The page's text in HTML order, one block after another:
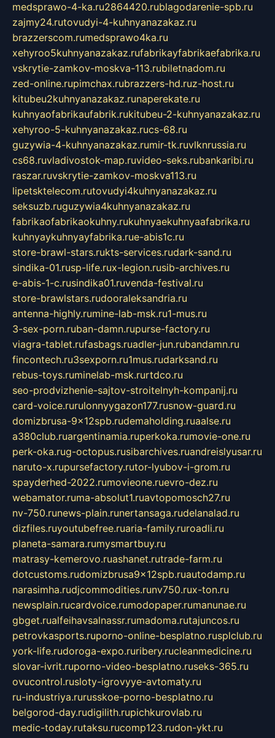
medsprawo-4-ka.ru2864420.rublagodarenie-spb.ru
zajmy24.rutovudyi-4-kuhnyanazakaz.ru
brazzerscom.rumedsprawo4ka.ru
xehyroo5kuhnyanazakaz.rufabrikayfabrikaefabrika.ru
vskrytie-zamkov-moskva-113.rubiletnadom.ru
zed-online.rupimchax.rubrazzers-hd.ruz-host.ru
kitubeu2kuhnyanazakaz.runaperekate.ru
kuhnyaofabrikaufabrik.rukitubeu-2-kuhnyanazakaz.ru
xehyroo-5-kuhnyanazakaz.rucs-68.ru
guzywia-4-kuhnyanazakaz.rumir-tk.ruvlknrussia.ru
cs68.ruvladivostok-map.ruvideo-seks.rubankaribi.ru
raszar.ruvskrytie-zamkov-moskva113.ru
lipetsktelecom.rutovudyi4kuhnyanazakaz.ru
seksuzb.ruguzywia4kuhnyanazakaz.ru
fabrikaofabrikaokuhny.rukuhnyaekuhnyaafabrika.ru
kuhnyaykuhnyayfabrika.rue-abis1c.ru
store-brawl-stars.rukts-services.rudark-sand.ru
sindika-01.rusp-life.rux-legion.rusib-archives.ru
e-abis-1-c.rusindika01.ruvenda-festival.ru
store-brawlstars.rudooraleksandria.ru
antenna-highly.rumine-lab-msk.ru1-mus.ru
3-sex-porn.ruban-damn.rupurse-factory.ru
viagra-tablet.rufasbags.ruadler-jun.rubandamn.ru
fincontech.ru3sexporn.ru1mus.rudarksand.ru
rebus-toys.ruminelab-msk.rurtdco.ru
seo-prodvizhenie-sajtov-stroitelnyh-kompanij.ru
card-voice.rurulonnyygazon177.rusnow-guard.ru
domizbrusa-9x12spb.rudemaholding.ruaalse.ru
a380club.ruargentinamia.ruperkoka.rumovie-one.ru
perk-oka.rug-octopus.rusibarchives.ruandreislyusar.ru
naruto-x.rupursefactory.rutor-lyubov-i-grom.ru
spayderhed-2022.rumovieone.ruevro-dez.ru
webamator.ruma-absolut1.ruavtopomosch27.ru
nv-750.runews-plain.runertansaga.rudelanalad.ru
dizfiles.ruyoutubefree.ruaria-family.ruroadli.ru
planeta-samara.rumysmartbuy.ru
matrasy-kemerovo.ruashanet.rutrade-farm.ru
dotcustoms.rudomizbrusa9x12spb.ruautodamp.ru
narasimha.rudjcommodities.runv750.rux-ton.ru
newsplain.rucardvoice.rumodopaper.rumanunae.ru
gbget.rualfeihavsalnassr.rumadoma.rutajuncos.ru
petrovkasports.ruporno-online-besplatno.rusplclub.ru
york-life.rudoroga-expo.ruribery.rucleanmedicine.ru
slovar-ivrit.ruporno-video-besplatno.ruseks-365.ru
ovucontrol.rusloty-igrovyye-avtomaty.ru
ru-industriya.rurusskoe-porno-besplatno.ru
belgorod-day.rudigilith.rupichkurovlab.ru
medic-today.rutaksu.rucomp123.rudon-ykt.ru